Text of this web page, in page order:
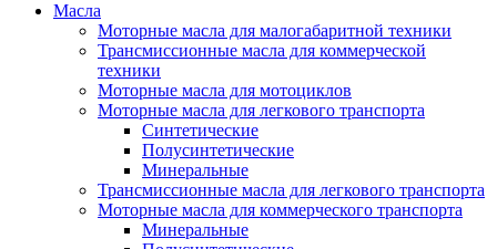
Масла
Моторные масла для малогабаритной техники
Трансмиссионные масла для коммерческой
техники
Моторные масла для мотоциклов
Моторные масла для легкового транспорта
Синтетические
Полусинтетические
Минеральные
Трансмиссионные масла для легкового транспорта
Моторные масла для коммерческого транспорта
Минеральные